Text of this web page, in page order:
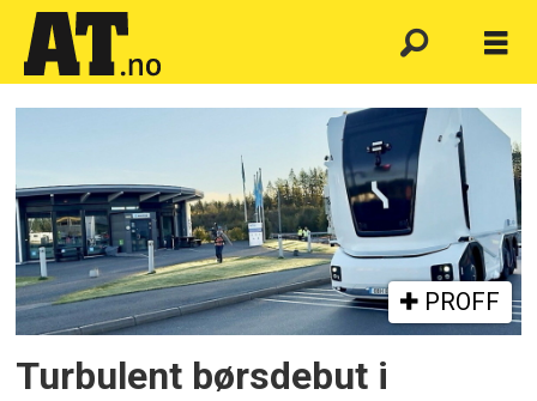
Emne:
økonomi
PROFF
Turbulent børsdebut i